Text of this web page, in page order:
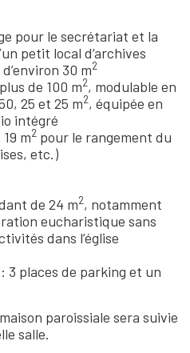
pour le secrétariat et la
petit local d’archives
30 m2
de 100 m2, modulable en
25 et 25 m2, équipée en
intégré
m2 pour le rangement du
etc.)
de 24 m2, notamment
eucharistique sans
dans l’église
3 places de parking et un
paroissiale sera suivie
salle.